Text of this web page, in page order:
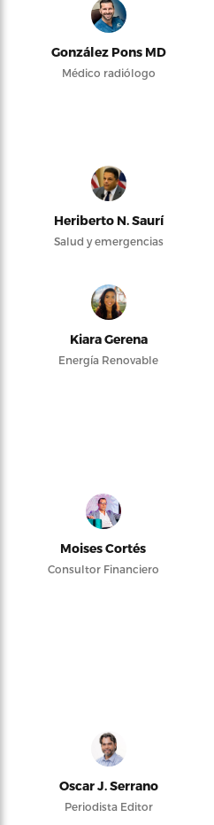
González Pons MD
Médico radiólogo
Heriberto N. Saurí
Salud y emergencias
Kiara Gerena
Energía Renovable
Moises Cortés
Consultor Financiero
Oscar J. Serrano
Periodista Editor